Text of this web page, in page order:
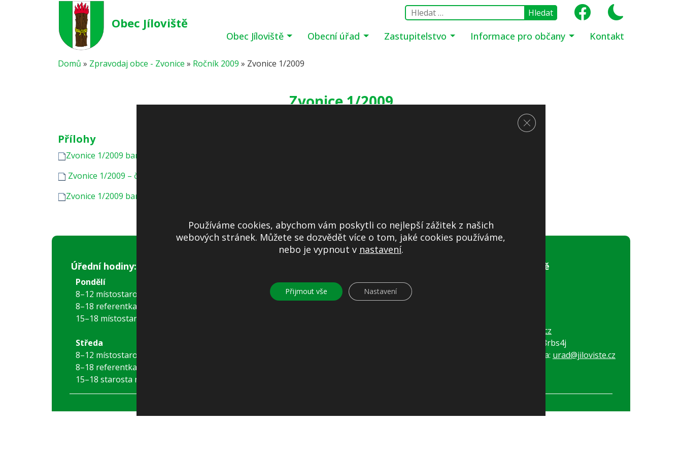
Obec Jíloviště
Obec Jíloviště Obecní úřad Zastupitelstvo Informace pro občany Kontakt
Domů » Zpravodaj obce - Zvonice » Ročník 2009 » Zvonice 1/2009
Zvonice 1/2009
Přílohy
Zvonice 1/2009 barevná – tiskové rozlišení
Zvonice 1/2009 – černobílá – tiskové rozlišení
Zvonice 1/2009 barevná – pro zobrazení na monitoru, malý soubor
Úřední hodiny:
Pondělí
8–12 místostarostka
8–18 referentka
15–18 místostarostka
Středa
8–12 místostarostka
8–18 referentka
15–18 starosta nebo místostarostka
Prohlášení o přístupnosti
Mapa stránek
Obecní úřad Jíloviště
obec@jiloviste.cz
ID datové schránky: e8rbs4j
Elektronická podatelna: urad@jiloviste.cz
Používáme cookies, abychom vám poskytli co nejlepší zážitek z našich
webových stránek. Můžete se dozvědět více o tom, jaké cookies používáme,
nebo je vypnout v nastavení.
Přijmout vše Nastavení
Zavřít cookie lištu GDPR